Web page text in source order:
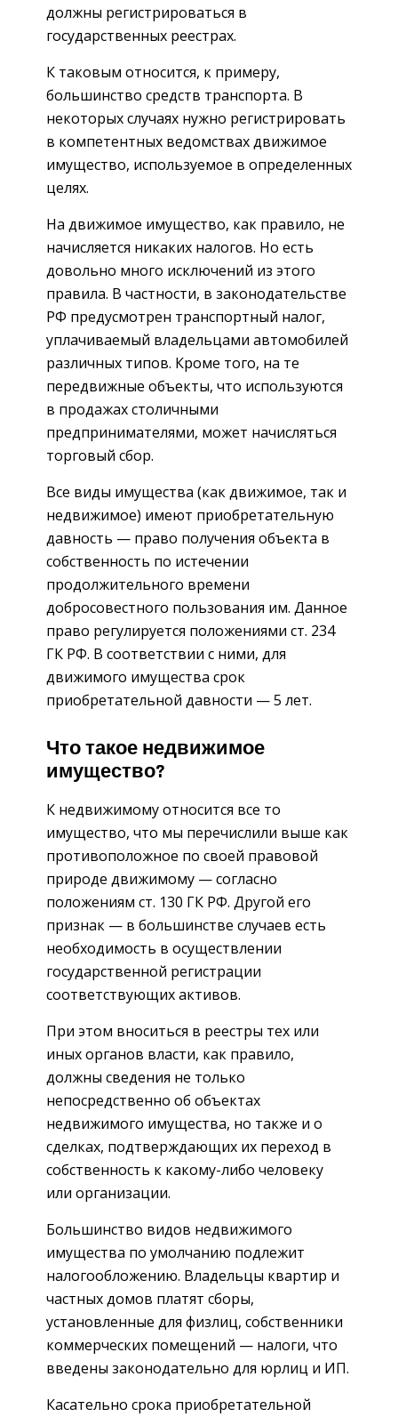
должны регистрироваться в
государственных реестрах.
К таковым относится, к примеру,
большинство средств транспорта. В
некоторых случаях нужно регистрировать
в компетентных ведомствах движимое
имущество, используемое в определенных
целях.
На движимое имущество, как правило, не
начисляется никаких налогов. Но есть
довольно много исключений из этого
правила. В частности, в законодательстве
РФ предусмотрен транспортный налог,
уплачиваемый владельцами автомобилей
различных типов. Кроме того, на те
передвижные объекты, что используются
в продажах столичными
предпринимателями, может начисляться
торговый сбор.
Все виды имущества (как движимое, так и
недвижимое) имеют приобретательную
давность — право получения объекта в
собственность по истечении
продолжительного времени
добросовестного пользования им. Данное
право регулируется положениями ст. 234
ГК РФ. В соответствии с ними, для
движимого имущества срок
приобретательной давности — 5 лет.
Что такое недвижимое
имущество?
К недвижимому относится все то
имущество, что мы перечислили выше как
противоположное по своей правовой
природе движимому — согласно
положениям ст. 130 ГК РФ. Другой его
признак — в большинстве случаев есть
необходимость в осуществлении
государственной регистрации
соответствующих активов.
При этом вноситься в реестры тех или
иных органов власти, как правило,
должны сведения не только
непосредственно об объектах
недвижимого имущества, но также и о
сделках, подтверждающих их переход в
собственность к какому-либо человеку
или организации.
Большинство видов недвижимого
имущества по умолчанию подлежит
налогообложению. Владельцы квартир и
частных домов платят сборы,
установленные для физлиц, собственники
коммерческих помещений — налоги, что
введены законодательно для юрлиц и ИП.
Касательно срока приобретательной